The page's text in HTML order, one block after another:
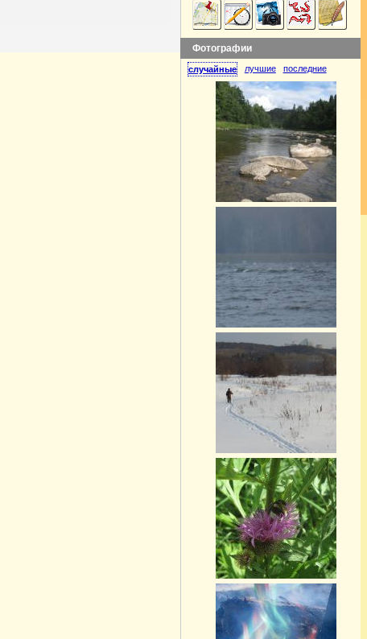
Фотографии
случайные лучшие последние